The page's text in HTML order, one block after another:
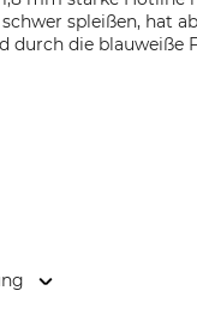
spleißen, hat
durch die blauweiße